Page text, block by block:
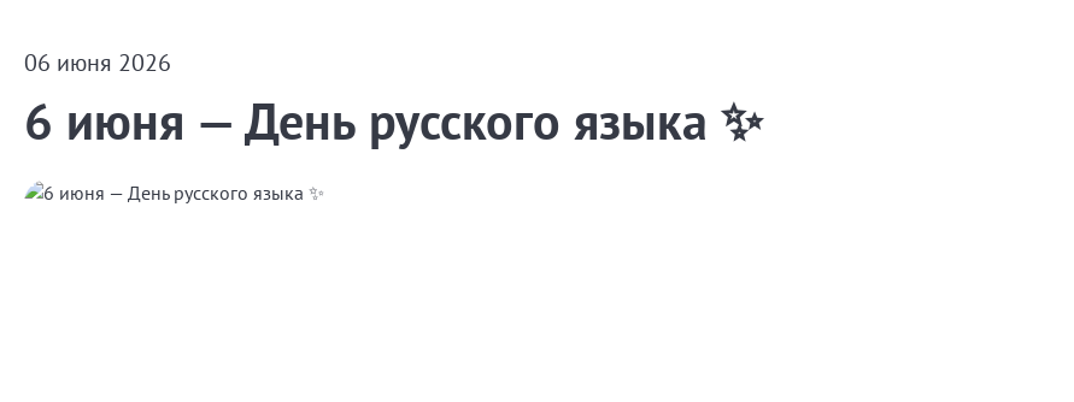
06 июня 2026
6 июня — День русского языка ✨